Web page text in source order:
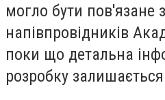
могло бути пов'язане
напівпровідників
поки що детальна
розробку